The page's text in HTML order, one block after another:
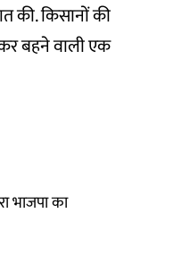
की. किसानों की
बहने वाली एक
भाजपा का